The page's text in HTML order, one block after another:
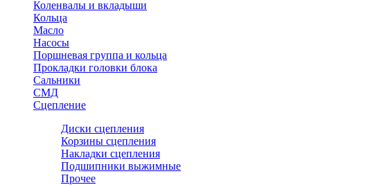
Коленвалы и вкладыши
Кольца
Масло
Насосы
Поршневая группа и кольца
Прокладки головки блока
Сальники
СМД
Сцепление
Диски сцепления
Корзины сцепления
Накладки сцепления
Подшипники выжимные
Прочее